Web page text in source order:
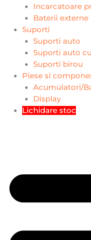
Incarcatoare
Baterii externe
Suporti
Suporti auto
Suporti auto
Suporti birou
Piese si
Acumulatori/
Display
Lichidare stoc